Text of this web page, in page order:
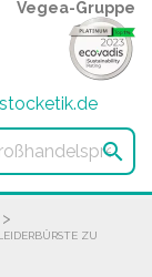
Vegea-Gruppe

>
ZU